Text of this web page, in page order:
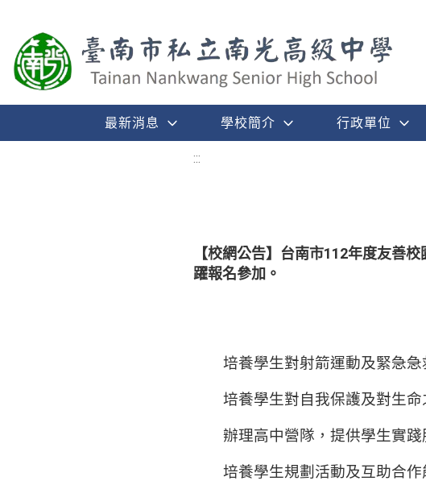
最新消息 學校簡介 行政單位
:::
【校網公告】台南市112年度友善
躍報名參加。
培養學生對射箭運動及緊急
培養學生對自我保護及對生命
辦理高中營隊，提供學生實
培養學生規劃活動及互助合作